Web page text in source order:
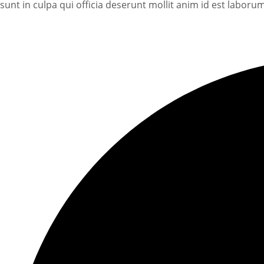
sunt in culpa qui officia deserunt mollit anim id est